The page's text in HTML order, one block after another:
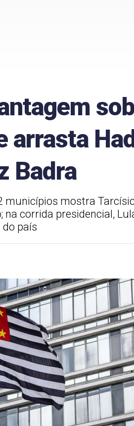
arrasta
Badra
municípios mostra
na corrida presidencial,
país